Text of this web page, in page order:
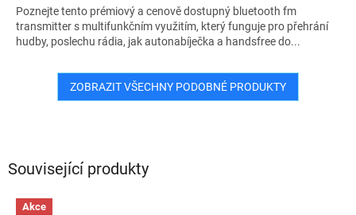
Související produkty
Akce
Poznejte tento prémiový a cenově dostupný bluetooth fm
transmitter s multifunkčním využitím, který funguje pro přehrání
hudby, poslechu rádia, jak autonabíječka a handsfree do...
ZOBRAZIT VŠECHNY PODOBNÉ PRODUKTY